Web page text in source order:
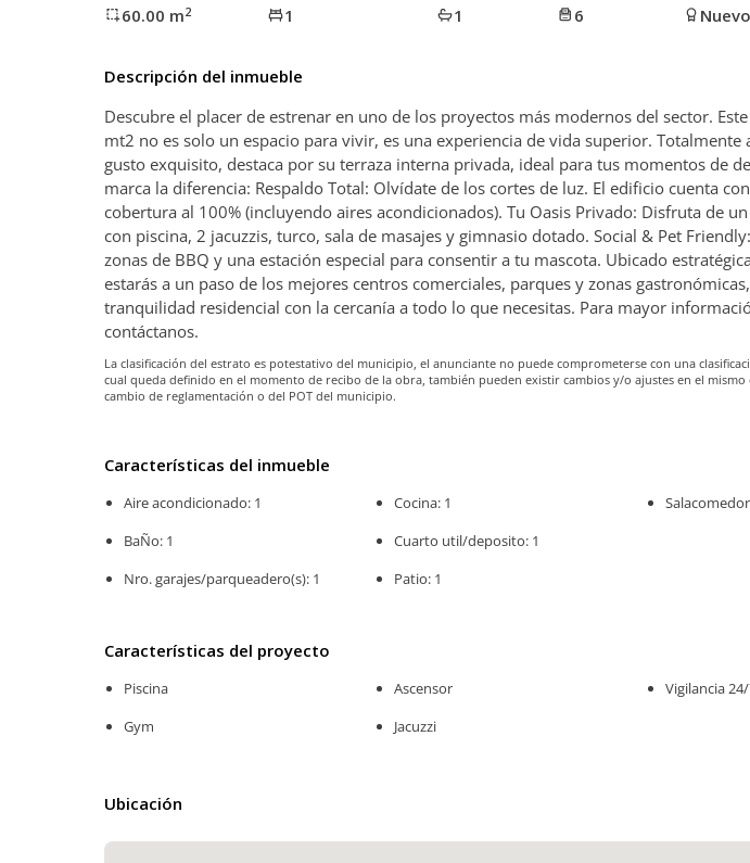
60.00 m2 1 1 6 Nuevo
Descripción del inmueble
Descubre el placer de estrenar en uno de los proyectos más modernos del sector.
mt2 no es solo un espacio para vivir, es una experiencia de vida superior. Totalmente
gusto exquisito, destaca por su terraza interna privada, ideal para tus momentos de
marca la diferencia: Respaldo Total: Olvídate de los cortes de luz. El edificio cuenta
cobertura al 100% (incluyendo aires acondicionados). Tu Oasis Privado: Disfruta de
con piscina, 2 jacuzzis, turco, sala de masajes y gimnasio dotado. Social & Pet
zonas de BBQ y una estación especial para consentir a tu mascota. Ubicado
estarás a un paso de los mejores centros comerciales, parques y zonas
tranquilidad residencial con la cercanía a todo lo que necesitas. Para mayor
contáctanos.
La clasificación del estrato es potestativo del municipio, el anunciante no puede comprometerse con una
cual queda definido en el momento de recibo de la obra, también pueden existir cambios y/o ajustes en el
cambio de reglamentación o del POT del municipio.
Características del inmueble
Aire acondicionado: 1
BaÑo: 1
Nro. garajes/parqueadero(s): 1
Cocina: 1
Cuarto util/deposito: 1
Patio: 1
Características del proyecto
Piscina
Gym
Ascensor
Jacuzzi
Vigilancia
Ubicación